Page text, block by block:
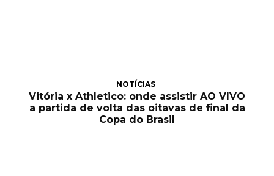
NOTÍCIAS
Vitória x Athletico: onde assistir AO VIVO
a partida de volta das oitavas de final da
Copa do Brasil